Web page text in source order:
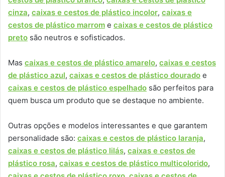
cinza, caixas e cestos de plástico incolor, caixas e
cestos de plástico marrom e caixas e cestos de plástico
preto são neutros e sofisticados.
Mas caixas e cestos de plástico amarelo, caixas e cestos
de plástico azul, caixas e cestos de plástico dourado e
caixas e cestos de plástico espelhado são perfeitos para
quem busca um produto que se destaque no ambiente.
Outras opções e modelos interessantes e que garantem
personalidade são: caixas e cestos de plástico laranja,
caixas e cestos de plástico lilás, caixas e cestos de
plástico rosa, caixas e cestos de plástico multicolorido,